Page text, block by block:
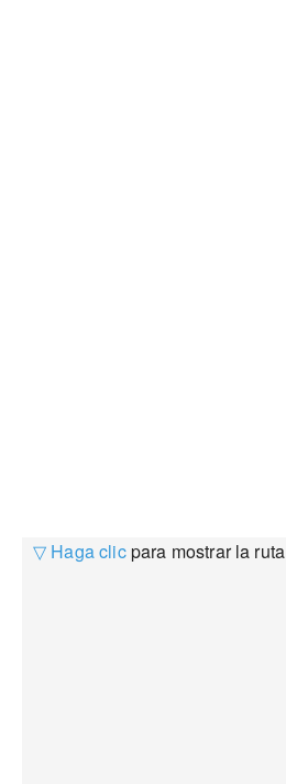
▽ Haga clicpara mostrar la ruta